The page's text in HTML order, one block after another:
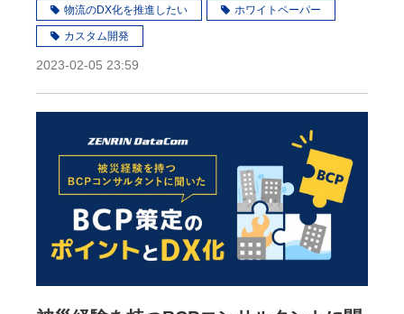
物流のDX化を推進したい ホワイトペーパー
カスタム開発
2023-02-05 23:59